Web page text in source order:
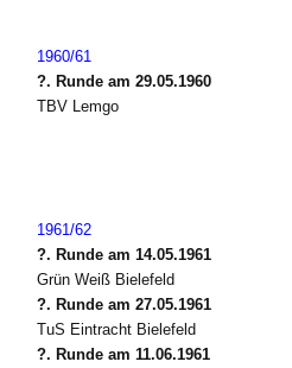
1960/61
?. Runde am 29.05.1960
TBV Lemgo
1961/62
?. Runde am 14.05.1961
Grün Weiß Bielefeld
?. Runde am 27.05.1961
TuS Eintracht Bielefeld
?. Runde am 11.06.1961